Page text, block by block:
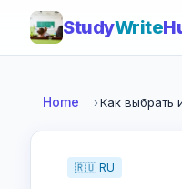
StudyWrite
Home ›Как выбрать
🇷🇺 RU